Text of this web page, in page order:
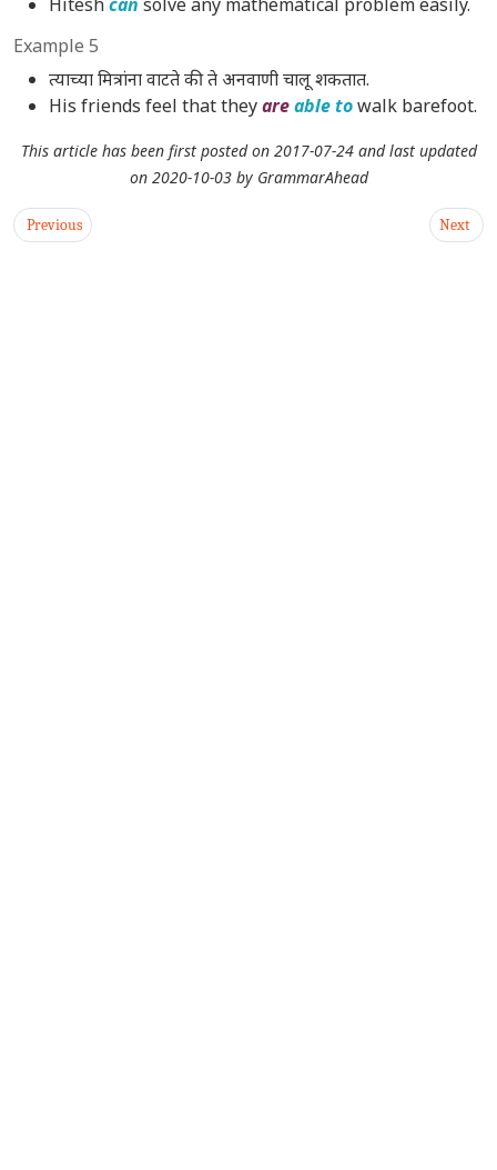
Example 5
त्याच्या मित्रांना वाटते की ते अनवाणी चालू शकतात.
His friends feel that theyareable towalk barefoot.
This article has been first posted on 2017-07-24 and last updated
on 2020-10-03by GrammarAhead
Previous Next